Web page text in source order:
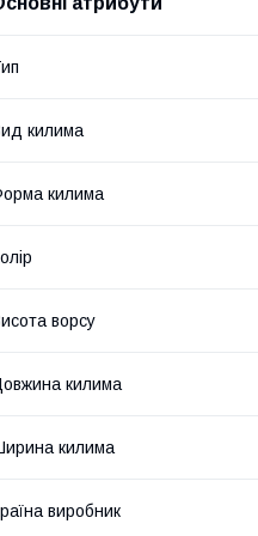
килима
килима
ворсу
килима
килима
виробник